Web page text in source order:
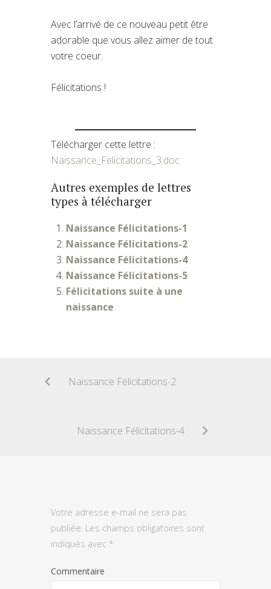
Avec l’arrivé de ce nouveau petit être
adorable que vous allez aimer de tout
votre coeur.
Félicitations !
Télécharger cette lettre :
Naissance_Felicitations_3.doc
Autres exemples de lettres
types à télécharger
Naissance Félicitations-1
Naissance Félicitations-2
Naissance Félicitations-4
Naissance Félicitations-5
Félicitations suite à une
naissance
Naissance Félicitations-2
Naissance Félicitations-4
Votre adresse e-mail ne sera pas
publiée. Les champs obligatoires sont
indiqués avec *
Commentaire